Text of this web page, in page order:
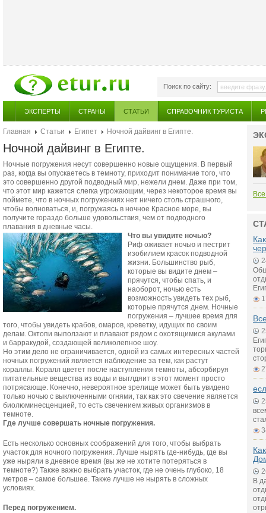
Поиск по сайту:
ЭКСПЕРТЫ СТРАНЫ СТАТЬИ СПРАВОЧНИК ТУРИСТА
Главная Статьи Египет Ночной дайвинг в Египте.
Ночной дайвинг в Египте.
Ночные погружения несут совершенно новые ощущения. В первый
раз, когда вы опускаетесь в темноту, приходит понимание того, что
это совершенно другой подводный мир, нежели днем. Даже при том,
что этот мир кажется слегка угрожающим, через некоторое время вы
поймете, что в ночных погружениях нет ничего столь страшного,
чтобы волноваться, и, погружаясь в ночное Красное море, вы
получите гораздо больше удовольствия, чем от подводного
плавания в дневные часы.
Что вы увидите ночью?
Риф оживает ночью и пестрит
изобилием красок подводной
жизни. Большинство рыб,
которые вы видите днем –
прячутся, чтобы спать, и
наоборот, ночью есть
возможность увидеть тех рыб,
которые прячутся днем. Ночные
погружения – лучшее время для
того, чтобы увидеть крабов, омаров, креветку, идущих по своим
делам. Октопи выползают и плавают рядом с охотящимися акулами
и барракудой, создающей великолепное шоу.
Но этим дело не ограничивается, одной из самых интересных частей
ночных погружений является наблюдение за тем, как растут
кораллы. Коралл цветет после наступления темноты, абсорбируя
питательные вещества из воды и выглдяит в этот момент просто
потрясающе. Конечно, невероятное зрелище может быть увидено
только ночью с выключенными огнями, так как это свечение является
биолюминесценцией, то есть свечением живых организмов в
темноте.
Где лучше совершать ночные погружения.
Есть несколько основных соображений для того, чтобы выбрать
участок для ночного погружения. Лучше нырять где-нибудь, где вы
уже ныряли в дневное время (вы же не хотите потеряться в
темноте?) Также важно выбрать участок, где не очень глубоко, 18
метров – самое большее. Также лучше не нырять в сложных
условиях.
Перед погружением.
В